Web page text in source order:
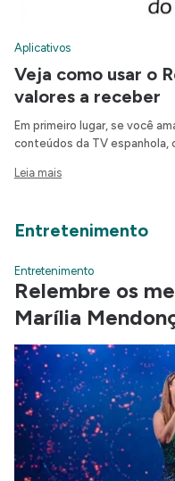
Aplicativos
Veja como usar o
valores a receber
Em primeiro lugar, se você
conteúdos da TV
Leia mais
Entretenimento
Entretenimento
Relembre os
Marília